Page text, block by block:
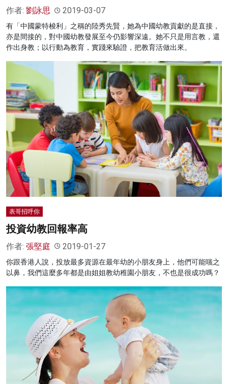
作者: 劉詠思 2019-03-07
有「中國蒙特梭利」之稱的陸秀先賢，她為中國幼教貢獻的是直接，
亦是間接的，對中國幼教發展至今仍影響深遠。她不只是用言教，還
作出身教；以行動為教育，實踐來驗證，把教育活做出來。
表哥招呼你
投資幼教回報率高
作者: 張堅庭 2019-01-27
你跟香港人說，投放最多資源在最年幼的小朋友身上，他們可能嗤之
以鼻，我們這麼多年都是由姐姐教幼稚園小朋友，不也是很成功嗎？